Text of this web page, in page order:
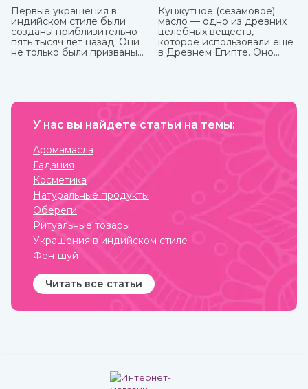
Первые украшения в
индийском стиле были
созданы приблизительно
пять тысяч лет назад. Они
не только были призваны
способностью защищать.
женщины, но и мужчины
которые предназначались
для определенных
жизненных событий —
взросление, свадьба,
ритуалы. При этом каждая
вещь имеет свое значение
и передается в
поколениях. Приобрести
индийские ювелирные
украшения вы можете в
интернет-магазине
ИндоКитай с доставкой по
Кунжутное (сезамовое)
масло — одно из древних
целебных веществ,
которое использовали еще
в Древнем Египте. Оно
долго, до 9 лет, может
ценных качеств.
У нас вы найдете статьи на темы:
Аромамасла
Гадания
Косметика
Натуральные продукты
Обереги
Ритуальные товары
Украшения в индийском стиле
Фен-шуй
Читать все статьи